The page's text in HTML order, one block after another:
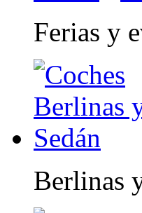
Ferias y
Berlinas